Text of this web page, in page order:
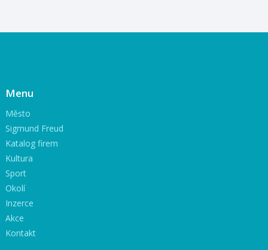
Menu
Město
Sigmund Freud
Katalog firem
Kultura
Sport
Okolí
Inzerce
Akce
Kontakt